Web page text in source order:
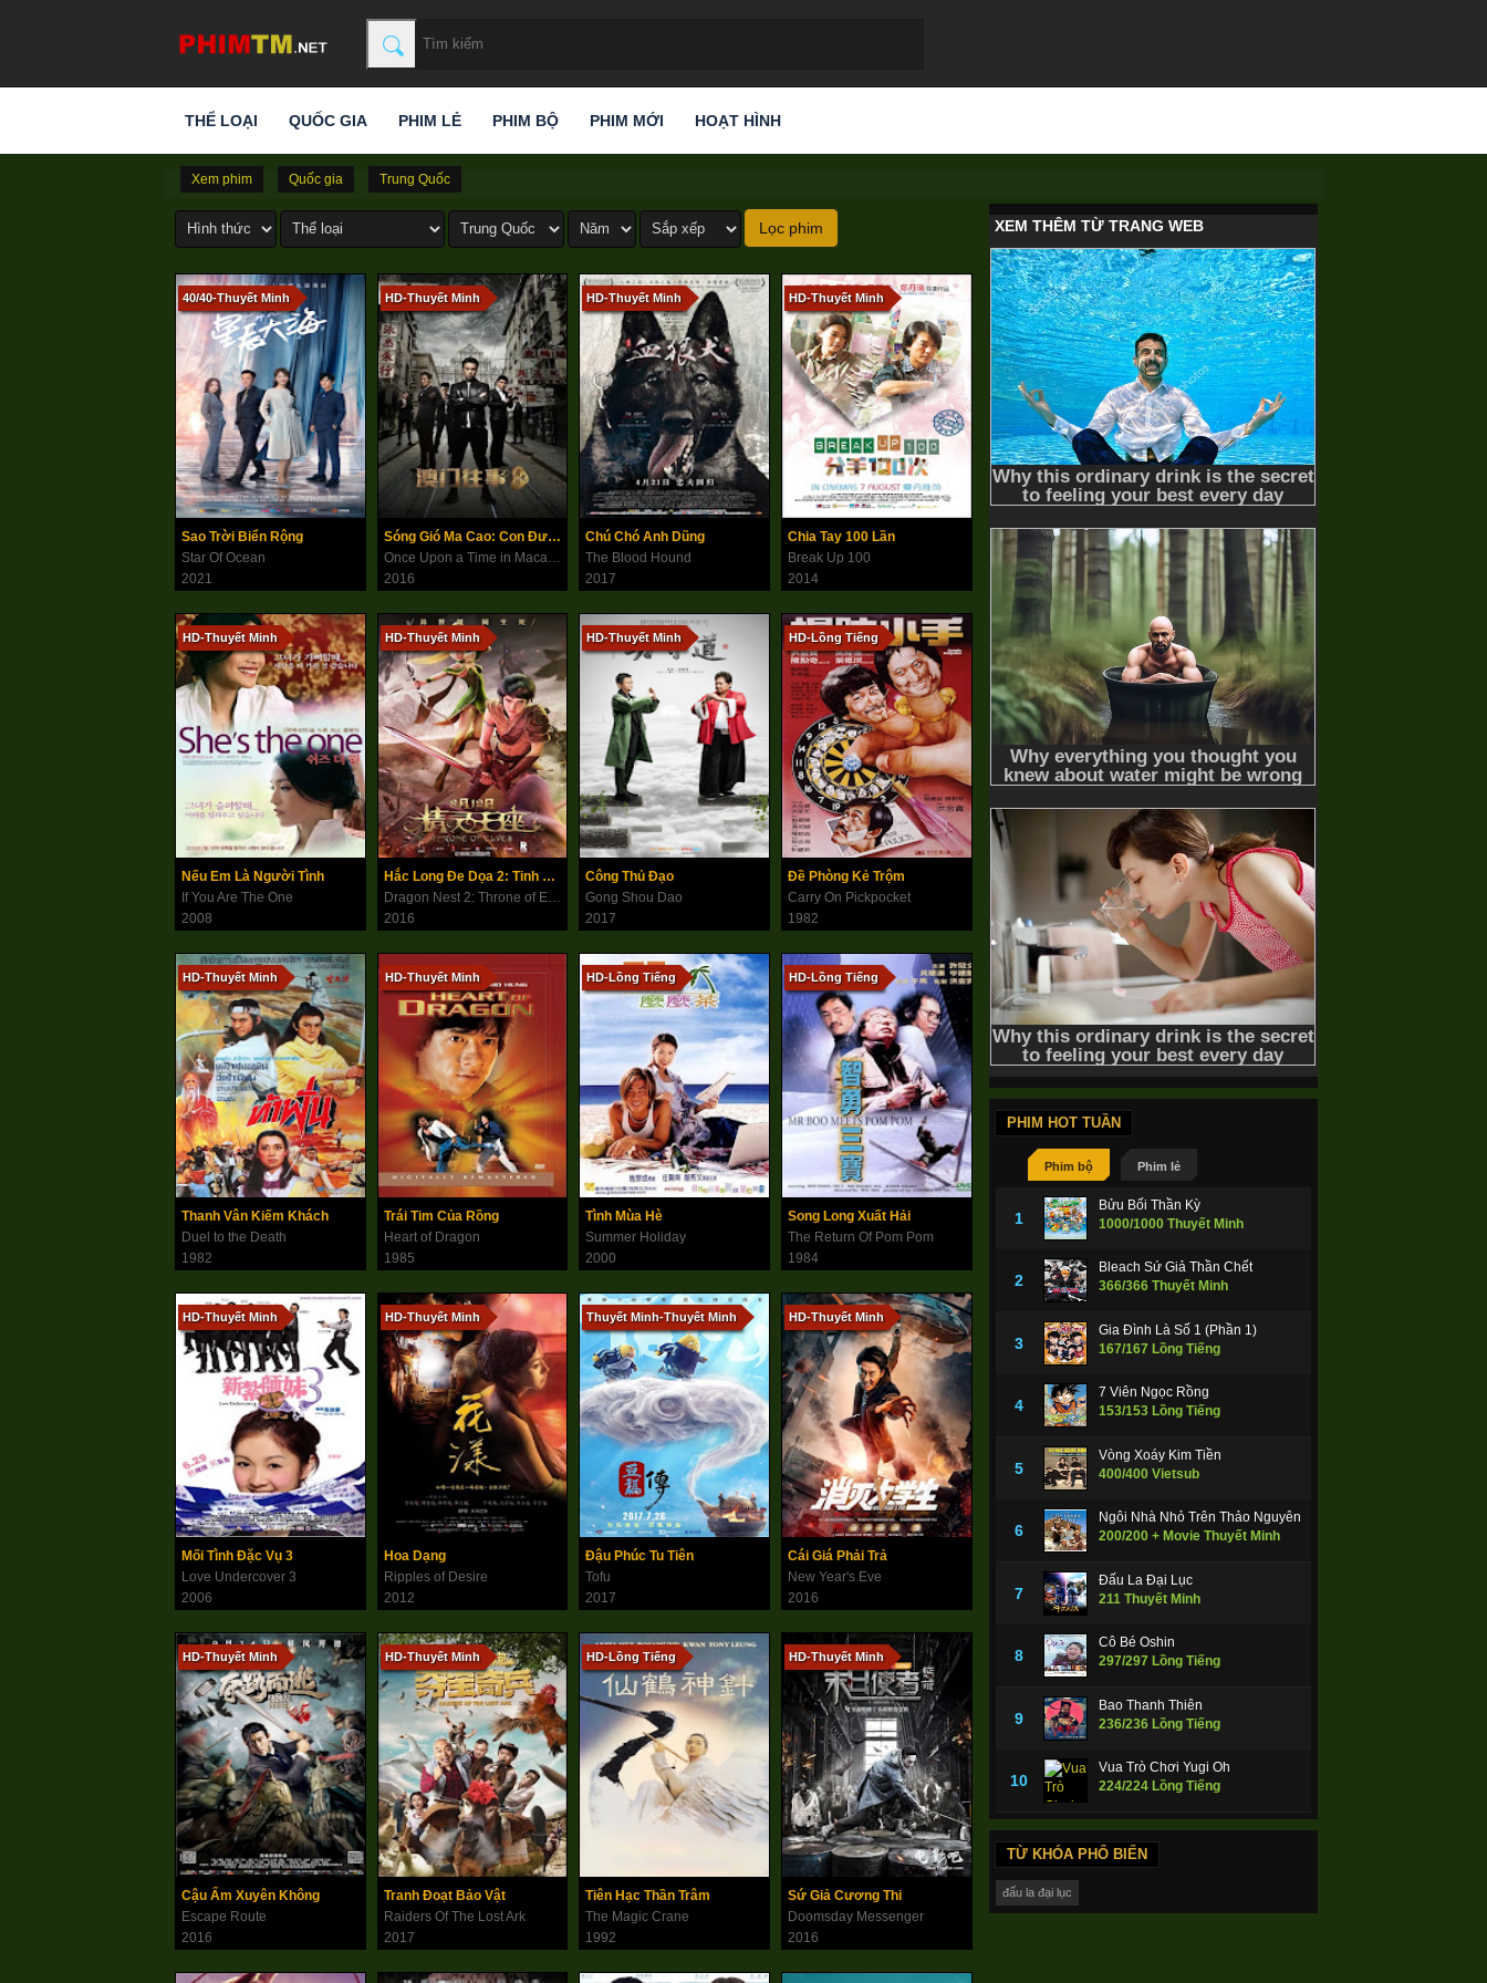
THỂ LOẠI QUỐC GIA PHIM LẺ PHIM BỘ PHIM MỚI HOẠT HÌNH
Xem phim Quốc gia Trung Quốc
40/40-Thuyết Minh
Sao Trời Biển Rộng
Star Of Ocean
2021
HD-Thuyết Minh
Sóng Gió Ma Cao: Con Đường Của Hổ
Once Upon a Time in Macau: The Way of the Tiger
2016
HD-Thuyết Minh
Chú Chó Anh Dũng
The Blood Hound
2017
HD-Thuyết Minh
Chia Tay 100 Lần
Break Up 100
2014
HD-Thuyết Minh
Nếu Em Là Người Tình
If You Are The One
2008
HD-Thuyết Minh
Hắc Long Đe Dọa 2: Tinh Linh Vương Tọa
Dragon Nest 2: Throne of Elves
2016
HD-Thuyết Minh
Công Thủ Đạo
Gong Shou Dao
2017
HD-Lồng Tiếng
Đề Phòng Kẻ Trộm
Carry On Pickpocket
1982
HD-Thuyết Minh
Thanh Vân Kiếm Khách
Duel to the Death
1982
HD-Thuyết Minh
Trái Tim Của Rồng
Heart of Dragon
1985
HD-Lồng Tiếng
Tình Mùa Hè
Summer Holiday
2000
HD-Lồng Tiếng
Song Long Xuất Hải
The Return Of Pom Pom
1984
HD-Thuyết Minh
Mối Tình Đặc Vụ 3
Love Undercover 3
2006
HD-Thuyết Minh
Hoa Dạng
Ripples of Desire
2012
Thuyết Minh-Thuyết Minh
Đậu Phúc Tu Tiên
Tofu
2017
HD-Thuyết Minh
Cái Giá Phải Trả
New Year's Eve
2016
HD-Thuyết Minh
Cậu Ấm Xuyên Không
Escape Route
2016
HD-Thuyết Minh
Tranh Đoạt Bảo Vật
Raiders Of The Lost Ark
2017
HD-Lồng Tiếng
Tiên Hạc Thần Trâm
The Magic Crane
1992
HD-Thuyết Minh
Sứ Giả Cương Thi
Doomsday Messenger
2016
PHIM HOT TUẦN
Phim bộ Phim lẻ
1
Bửu Bối Thần Kỳ
1000/1000 Thuyết Minh
2
Bleach Sứ Giả Thần Chết
366/366 Thuyết Minh
3
Gia Đình Là Số 1 (Phần 1)
167/167 Lồng Tiếng
4
7 Viên Ngọc Rồng
153/153 Lồng Tiếng
5
Vòng Xoáy Kim Tiền
400/400 Vietsub
6
Ngôi Nhà Nhỏ Trên Thảo Nguyên
200/200 + Movie Thuyết Minh
7
Đấu La Đại Lục
211 Thuyết Minh
8
Cô Bé Oshin
297/297 Lồng Tiếng
9
Bao Thanh Thiên
236/236 Lồng Tiếng
10
Vua Trò Chơi Yugi Oh
224/224 Lồng Tiếng
TỪ KHÓA PHỔ BIẾN
đấu la đại lục